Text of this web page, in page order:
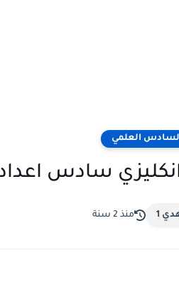
العلمي
سادس
1 منذ 2 سنة